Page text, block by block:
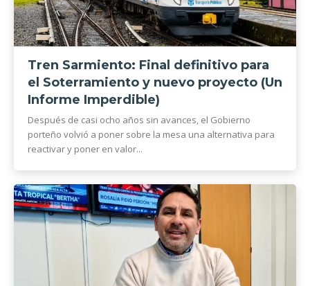
Tren Sarmiento: Final definitivo para
el Soterramiento y nuevo proyecto (Un
Informe Imperdible)
Después de casi ocho años sin avances, el Gobierno
porteño volvió a poner sobre la mesa una alternativa para
reactivar y poner en valor...